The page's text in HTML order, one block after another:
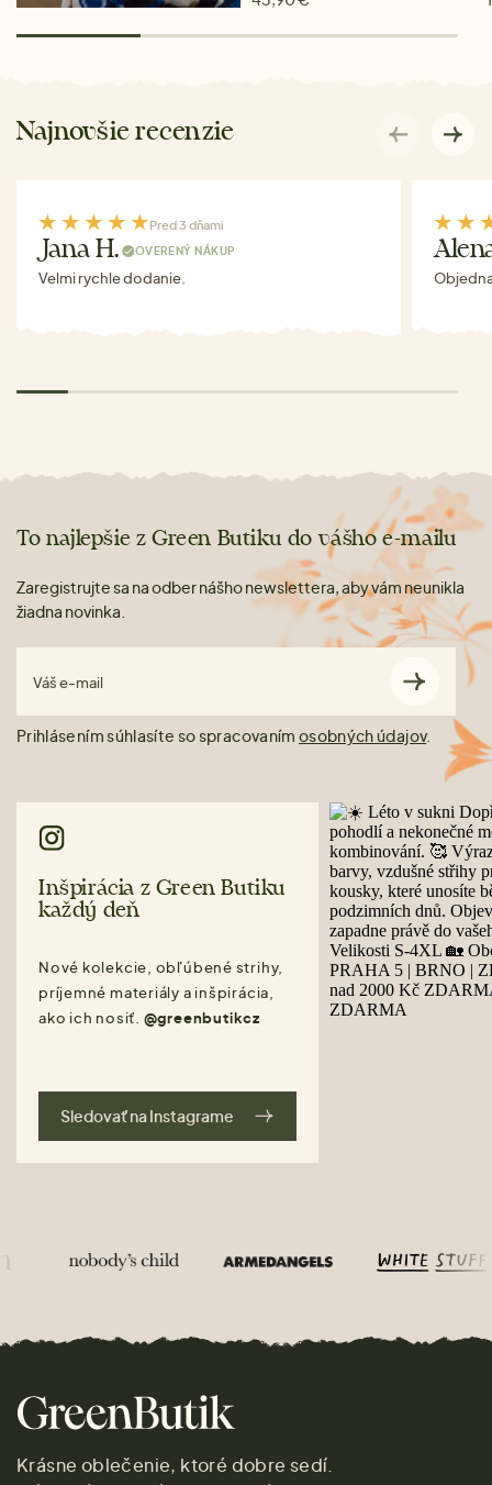
Najnovšie recenzie
Pred 3 dňami
Jana H. OVERENÝ NÁKUP
Velmi rychle dodanie.
To najlepšie z Green Butiku do vášho e-mailu
Zaregistrujte sa na odber nášho newslettera, aby vám neunikla
žiadna novinka.
Váš e-mail
Prihlásením súhlasíte so spracovaním osobných údajov.
Inšpirácia z Green Butiku
každý deň
Nové kolekcie, obľúbené strihy,
príjemné materiály a inšpirácia,
ako ich nosiť. @greenbutikcz
Sledovať na Instagrame
Krásne oblečenie, ktoré dobre sedí.